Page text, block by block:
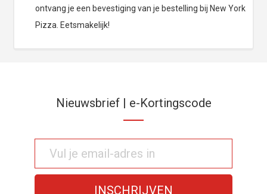
ontvang je een bevestiging van je bestelling bij New York
Pizza. Eetsmakelijk!
Nieuwsbrief | e-Kortingscode